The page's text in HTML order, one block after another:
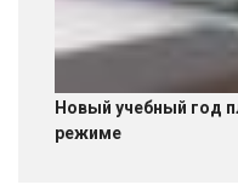
Новый учебный год
режиме